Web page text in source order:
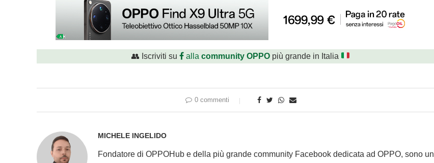
👥 Iscriviti su allacommunity OPPO più grande in Italia
0 commenti
MICHELE INGELIDO
Fondatore di OPPOHub e della più grande community Facebook dedicata ad OPPO, sono un